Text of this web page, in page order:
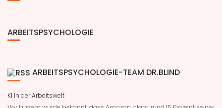
ARBEITSPSYCHOLOGIE
ARBEITSPSYCHOLOGIE-TEAM DR.BLIND
KI in der Arbeitswelt